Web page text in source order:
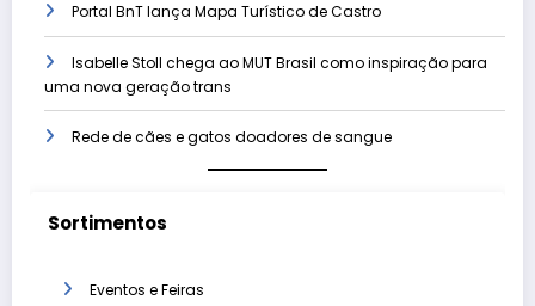
Portal BnT lança Mapa Turístico de Castro
Isabelle Stoll chega ao MUT Brasil como inspiração para
uma nova geração trans
Rede de cães e gatos doadores de sangue
Sortimentos
Eventos e Feiras